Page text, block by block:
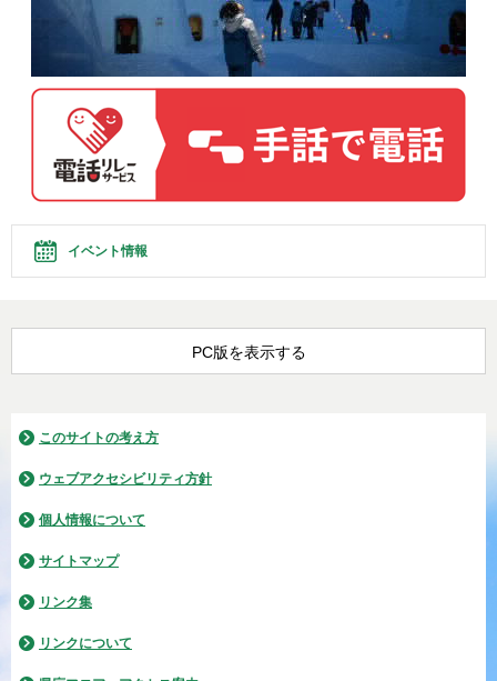
イベント情報
PC版を表示する
このサイトの考え方
ウェブアクセシビリティ方針
個人情報について
サイトマップ
リンク集
リンクについて